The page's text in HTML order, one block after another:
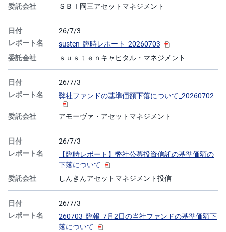
ＳＢＩ岡三アセットマネジメント
26/7/3
susten_臨時レポート_20260703
ｓｕｓｔｅｎキャピタル・マネジメント
26/7/3
弊社ファンドの基準価額下落について_20260702
アモーヴァ・アセットマネジメント
26/7/3
【臨時レポート】弊社公募投資信託の基準価額の
下落について
しんきんアセットマネジメント投信
26/7/3
260703_臨報_7月2日の当社ファンドの基準価額下
落について